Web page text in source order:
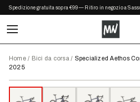
Spedizione gratuita sopra €99 — Ritiro in negozio a
Home/ Bici da corsa/ Specialized Aethos
2025